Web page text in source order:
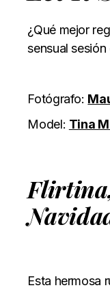
¿Qué mejor
sensual
Fotógrafo:
Model: Tina
Esta hermosa